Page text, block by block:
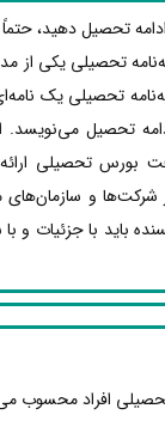
تحصیل دهید،
تحصیلی یکی
تحصیلی یک
تحصیل
بورس تحصیلی
و
باید با جزئیات و
افراد محسوب